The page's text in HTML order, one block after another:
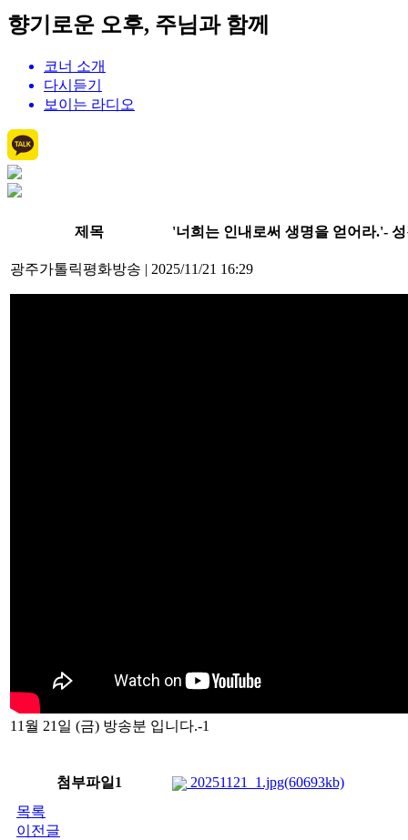
향기로운 오후, 주님과 함께
코너 소개
다시듣기
보이는 라디오
제목 '너희는 인내로써 생명을 얻어라.'-
광주가톨릭평화방송 | 2025/11/21 16:29
11월 21일 (금) 방송분 입니다.-1
첨부파일1
20251121_1.jpg(60693kb)
목록
이전글